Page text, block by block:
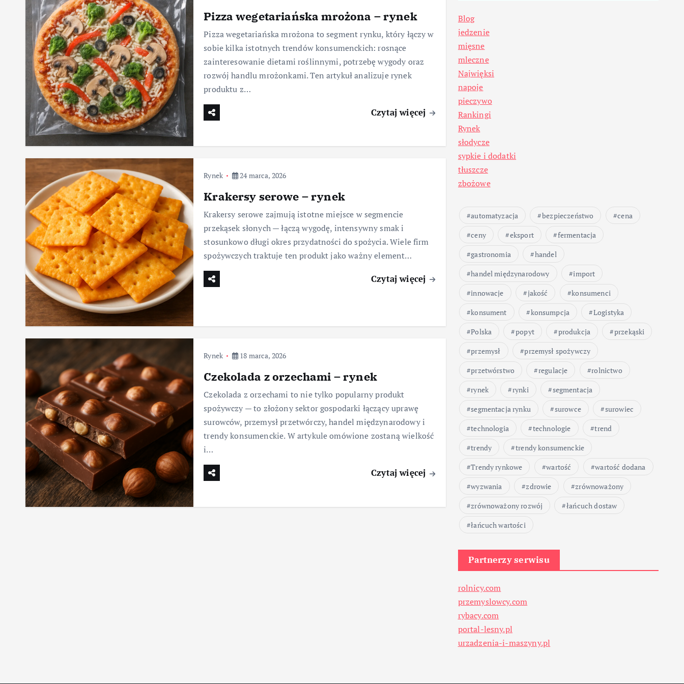
Pizza wegetariańska mrożona – rynek
Pizza wegetariańska mrożona to segment rynku, który łączy w
sobie kilka istotnych trendów konsumenckich: rosnące
zainteresowanie dietami roślinnymi, potrzebę wygody oraz
rozwój handlu mrożonkami. Ten artykuł analizuje rynek
produktu z…
Czytaj więcej
Rynek 24 marca, 2026
Krakersy serowe – rynek
Krakersy serowe zajmują istotne miejsce w segmencie
przekąsek słonych — łączą wygodę, intensywny smak i
stosunkowo długi okres przydatności do spożycia. Wiele firm
spożywczych traktuje ten produkt jako ważny element…
Czytaj więcej
Rynek 18 marca, 2026
Czekolada z orzechami – rynek
Czekolada z orzechami to nie tylko popularny produkt
spożywczy — to złożony sektor gospodarki łączący uprawę
surowców, przemysł przetwórczy, handel międzynarodowy i
trendy konsumenckie. W artykule omówione zostaną wielkość
i…
Czytaj więcej
Blog
jedzenie
mięsne
mleczne
Najwięksi
napoje
pieczywo
Rankingi
Rynek
słodycze
sypkie i dodatki
tłuszcze
zbożowe
automatyzacja bezpieczeństwo
cena
ceny
eksport
fermentacja
gastronomia
handel
handel międzynarodowy
import
innowacje
jakość
konsumenci
konsument
konsumpcja
Logistyka
Polska
popyt produkcja
przekąski
przemysł
przemysł spożywczy
przetwórstwo
regulacje
rolnictwo
rynek
rynki
segmentacja
segmentacja rynku
surowce
surowiec
technologia
technologie
trend
trendy
trendy konsumenckie
Trendy rynkowe
wartość
wartość dodana
wyzwania
zdrowie
zrównoważony
zrównoważony rozwój
łańcuch dostaw
łańcuch wartości
Partnerzy serwisu
rolnicy.com
przemyslowcy.com
rybacy.com
portal-lesny.pl
urzadzenia-i-maszyny.pl